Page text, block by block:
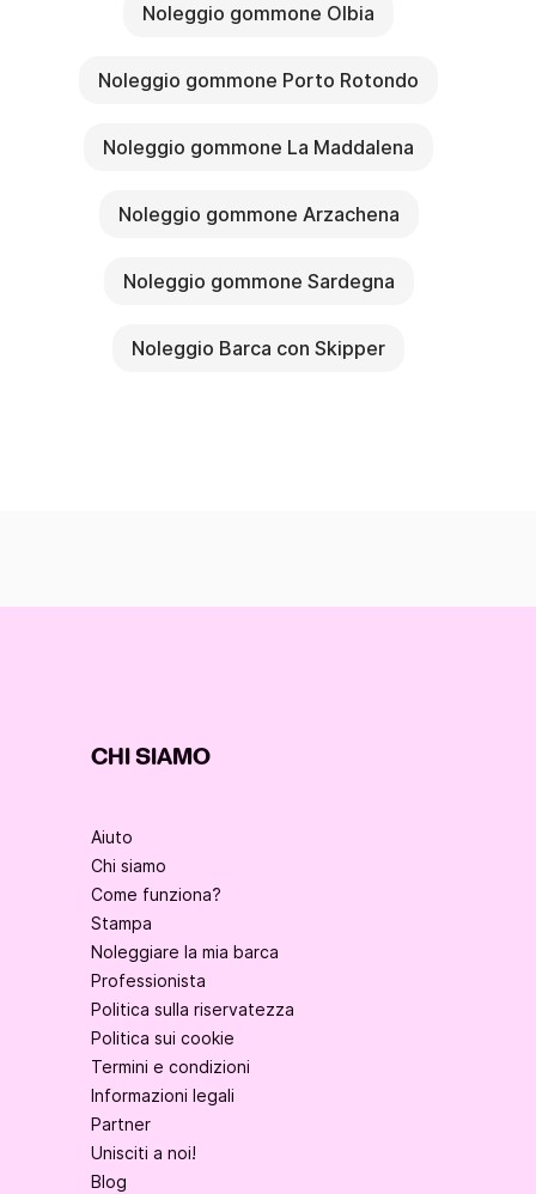
Noleggio gommone Olbia
Noleggio gommone Porto Rotondo
Noleggio gommone La Maddalena
Noleggio gommone Arzachena
Noleggio gommone Sardegna
Noleggio Barca con Skipper
CHI SIAMO
Aiuto
Chi siamo
Come funziona?
Stampa
Noleggiare la mia barca
Professionista
Politica sulla riservatezza
Politica sui cookie
Termini e condizioni
Informazioni legali
Partner
Unisciti a noi!
Blog